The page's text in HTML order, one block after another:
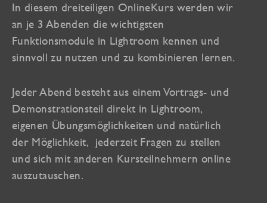
In diesem dreiteiligen OnlineKurs werden wir
an je 3 Abenden die wichtigsten
Funktionsmodule in Lightroom kennen und
sinnvoll zu nutzen und zu kombinieren lernen.
Jeder Abend besteht aus einem Vortrags- und
Demonstrationsteil direkt in Lightroom,
eigenen Übungsmöglichkeiten und natürlich
der Möglichkeit, jederzeit Fragen zu stellen
und sich mit anderen Kursteilnehmern online
auszutauschen.